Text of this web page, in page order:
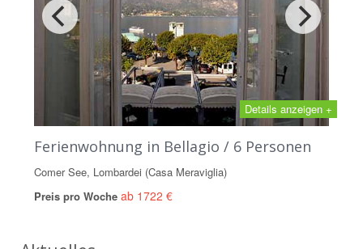
Details anzeigen +
Ferienwohnung in Bellagio / 6 Personen
Comer See, Lombardei (Casa Meraviglia)
Preis pro Woche ab 1722 €